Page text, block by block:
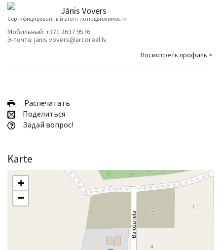
Jānis Vovers
Cертифицированный агент по недвижимости
Мобильный: +371 2637 9576
Э-почта: janis.vovers@arcoreal.lv
Посмотреть профиль >
Pаспечатать
Поделиться
Задай вопрос!
Karte
+
−